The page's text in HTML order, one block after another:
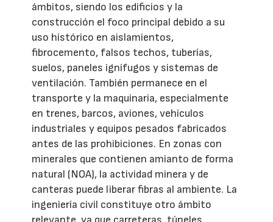
ámbitos, siendo los edificios y la
construcción el foco principal debido a su
uso histórico en aislamientos,
fibrocemento, falsos techos, tuberías,
suelos, paneles ignífugos y sistemas de
ventilación. También permanece en el
transporte y la maquinaria, especialmente
en trenes, barcos, aviones, vehículos
industriales y equipos pesados fabricados
antes de las prohibiciones. En zonas con
minerales que contienen amianto de forma
natural (NOA), la actividad minera y de
canteras puede liberar fibras al ambiente. La
ingeniería civil constituye otro ámbito